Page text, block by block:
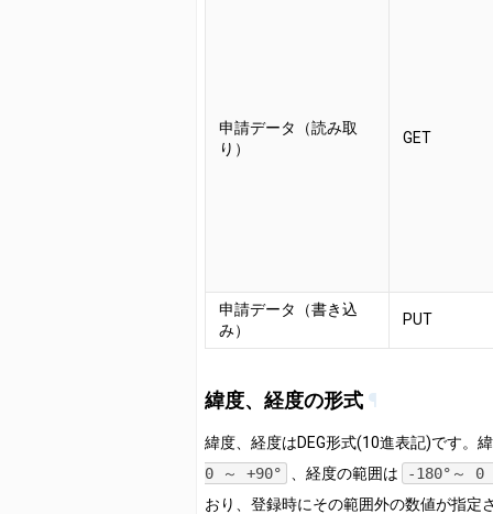
申請データ（読み取
り）
GET
申請データ（書き込
み）
PUT
緯度、経度の形式 ¶
緯度、経度はDEG形式(10進表記)です。
0 ～ +90°
、経度の範囲は
-180°～ 0
おり、登録時にその範囲外の数値が指定